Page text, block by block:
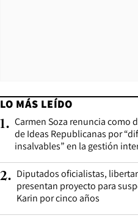
LO MÁS LEÍDO
1. Carmen Soza renuncia como
de Ideas Republicanas por
insalvables” en la gestión
2. Diputados oficialistas,
presentan proyecto para
Karin por cinco años